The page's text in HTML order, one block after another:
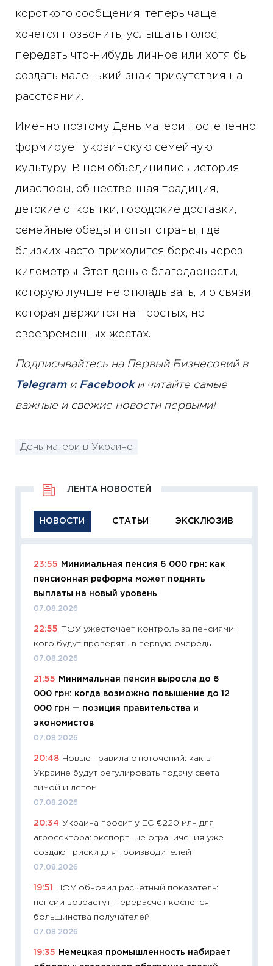
короткого сообщения, теперь чаще
хочется позвонить, услышать голос,
передать что-нибудь личное или хотя бы
создать маленький знак присутствия на
расстоянии.
Именно поэтому День матери постепенно
формирует украинскую семейную
культуру. В нем объединились история
диаспоры, общественная традиция,
детские открытки, городские доставки,
семейные обеды и опыт страны, где
близких часто приходится беречь через
километры. Этот день о благодарности,
которую лучше не откладывать, и о связи,
которая держится на простых, но
своевременных жестах.
Подписывайтесь на Первый Бизнесовий в
Telegramи Facebookи читайте самые
важные и свежие новости первыми!
День матери в Украине
НОВОСТИ СТАТЬИ ЭКСКЛЮЗИВ
ЛЕНТА НОВОСТЕЙ
23:55
Минимальная пенсия 6 000 грн: как
пенсионная реформа может поднять
выплаты на новый уровень
07.08.2026
22:55
ПФУ ужесточает контроль за пенсиями:
кого будут проверять в первую очередь
07.08.2026
21:55
Минимальная пенсия выросла до 6
000 грн: когда возможно повышение до 12
000 грн — позиция правительства и
экономистов
07.08.2026
20:48 Новые правила отключений: как в
Украине будут регулировать подачу света
зимой и летом
07.08.2026
20:34 Украина просит у ЕС €220 млн для
агросектора: экспортные ограничения уже
создают риски для производителей
07.08.2026
19:51
ПФУ обновил расчетный показатель:
пенсии возрастут, перерасчет коснется
большинства получателей
07.08.2026
19:35
Немецкая промышленность набирает